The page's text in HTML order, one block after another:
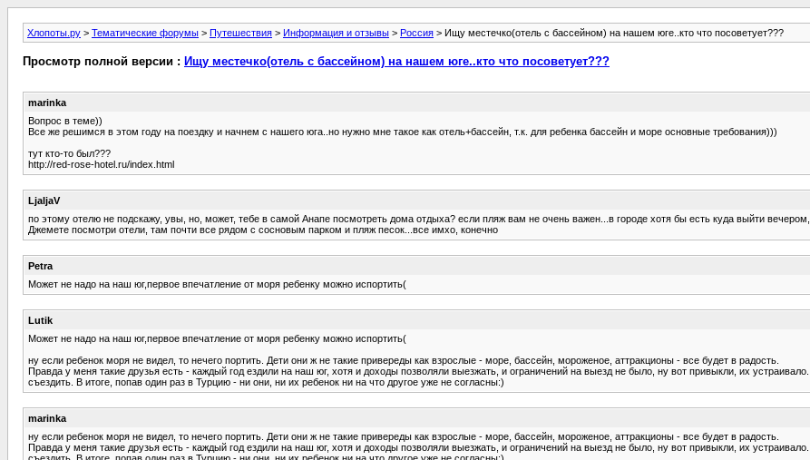
Хлопоты.ру > Тематические форумы > Путешествия > Информация и отзывы > Россия > Ищу местечко(отель с бассейном) на нашем юге..кто что посоветует???
Просмотр полной версии : Ищу местечко(отель с бассейном) на нашем юге..кто что посоветует???
marinka
Вопрос в теме))
Все же решимся в этом году на поездку и начнем с нашего юга..но нужно мне такое как отель+бассейн, т.к. для ребенка бассейн и море основные требования)))
тут кто-то был???
http://red-rose-hotel.ru/index.html
LjaljaV
по этому отелю не подскажу, увы, но, может, тебе в самой Анапе посмотреть дома отдыха? если пляж вам не очень важен...в городе хотя бы есть куда выйти
Джемете посмотри отели, там почти все рядом с сосновым парком и пляж песок...все имхо, конечно
Petra
Может не надо на наш юг,первое впечатление от моря ребенку можно испортить(
Lutik
Может не надо на наш юг,первое впечатление от моря ребенку можно испортить(
ну если ребенок моря не видел, то нечего портить. Дети они ж не такие привереды как взрослые - море, бассейн, мороженое, аттракционы - все будет в радость.
Правда у меня такие друзья есть - каждый год ездили на наш юг, хотя и доходы позволяли выезжать, и ограничений на выезд не было, ну вот привыкли, их
съездить. В итоге, попав один раз в Турцию - ни они, ни их ребенок ни на что другое уже не согласны:)
marinka
ну если ребенок моря не видел, то нечего портить. Дети они ж не такие привереды как взрослые - море, бассейн, мороженое, аттракционы - все будет в радость.
Правда у меня такие друзья есть - каждый год ездили на наш юг, хотя и доходы позволяли выезжать, и ограничений на выезд не было, ну вот привыкли, их